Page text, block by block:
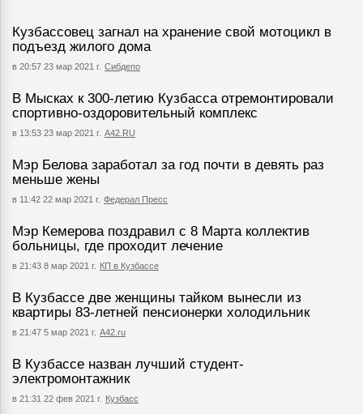
Кузбассовец загнал на хранение свой мотоцикл в
подъезд жилого дома
в 20:57 23 мар 2021 г. Сибдепо
В Мысках к 300-летию Кузбасса отремонтировали
спортивно-оздоровительный комплекс
в 13:53 23 мар 2021 г. А42.RU
Мэр Белова заработал за год почти в девять раз
меньше жены
в 11:42 22 мар 2021 г. Федерал Пресс
Мэр Кемерова поздравил с 8 Марта коллектив
больницы, где проходит лечение
в 21:43 8 мар 2021 г. КП в Кузбассе
В Кузбассе две женщины тайком вынесли из
квартиры 83-летней пенсионерки холодильник
в 21:47 5 мар 2021 г. А42.ru
В Кузбассе назван лучший студент-
электромонтажник
в 21:31 22 фев 2021 г. Кузбасс